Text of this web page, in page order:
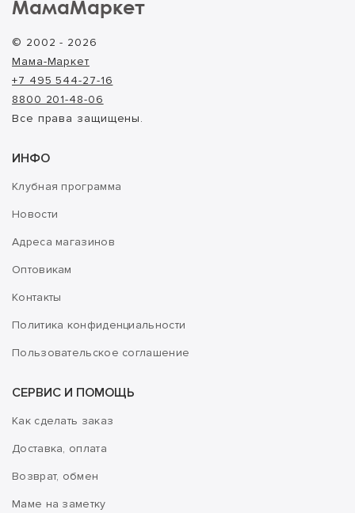
МамаМаркет
© 2002 - 2026
Мама-Маркет
+7 495 544-27-16
8800 201-48-06
Все права защищены.
ИНФО
Клубная программа
Новости
Адреса магазинов
Оптовикам
Контакты
Политика конфиденциальности
Пользовательское соглашение
СЕРВИС И ПОМОЩЬ
Как сделать заказ
Доставка, оплата
Возврат, обмен
Маме на заметку